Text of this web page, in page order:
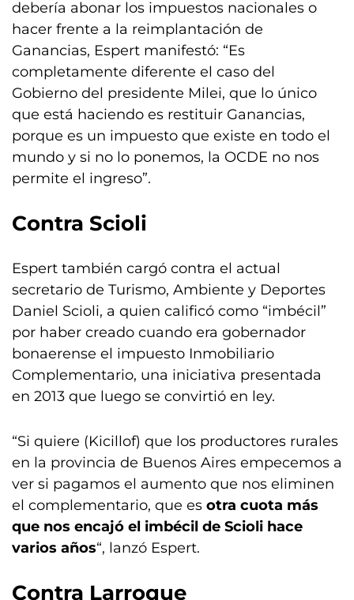
debería abonar los impuestos nacionales o
hacer frente a la reimplantación de
Ganancias, Espert manifestó: “Es
completamente diferente el caso del
Gobierno del presidente Milei, que lo único
que está haciendo es restituir Ganancias,
porque es un impuesto que existe en todo el
mundo y si no lo ponemos, la OCDE no nos
permite el ingreso”.
Contra Scioli
Espert también cargó contra el actual
secretario de Turismo, Ambiente y Deportes
Daniel Scioli, a quien calificó como “imbécil”
por haber creado cuando era gobernador
bonaerense el impuesto Inmobiliario
Complementario, una iniciativa presentada
en 2013 que luego se convirtió en ley.
“Si quiere (Kicillof) que los productores rurales
en la provincia de Buenos Aires empecemos a
ver si pagamos el aumento que nos eliminen
el complementario, que es otra cuota más
que nos encajó el imbécil de Scioli hace
varios años“, lanzó Espert.
Contra Larroque